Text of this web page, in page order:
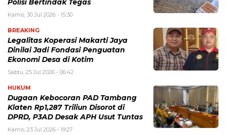
Polisi Bertindak Tegas
Kamis, 30 Jul 2026 - 15:30
BREAKING
Legalitas Koperasi Makarti Jaya
Dinilai Jadi Fondasi Penguatan
Ekonomi Desa di Kotim
Sabtu, 25 Jul 2026 - 06:42
HUKUM
Dugaan Kebocoran PAD Tambang
Klaten Rp1,287 Triliun Disorot di
DPRD, P3AD Desak APH Usut Tuntas
Kamis, 23 Jul 2026 - 19:27